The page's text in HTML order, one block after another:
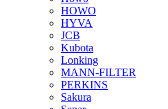
HOWO
HYVA
JCB
Kubota
Lonking
MANN-FILTER
PERKINS
Sakura